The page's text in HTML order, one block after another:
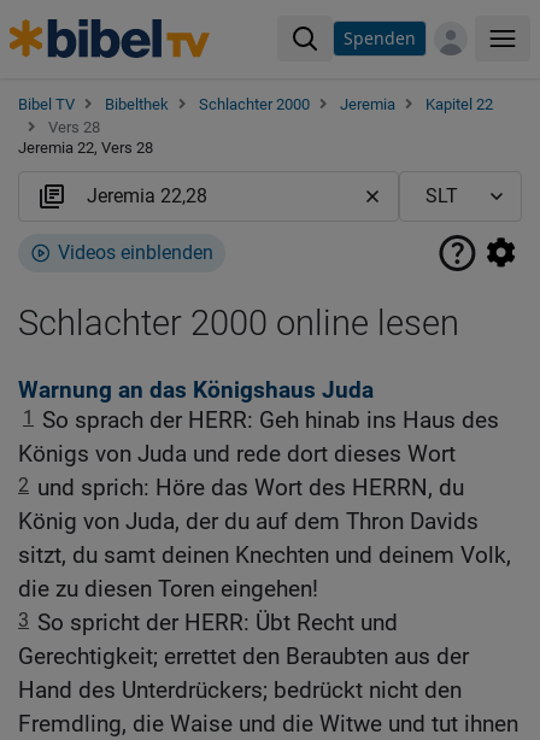
Spenden
Bibel TV Bibelthek Schlachter 2000 Jeremia
Kapitel 22
Vers 28
Jeremia 22, Vers 28
Videos einblenden
Schlachter 2000 online lesen
Warnung an das Königshaus Juda
1
So sprach der HERR: Geh hinab ins Haus des
Königs von Juda und rede dort dieses Wort
2 und sprich: Höre das Wort des HERRN, du
König von Juda, der du auf dem Thron Davids
sitzt, du samt deinen Knechten und deinem Volk,
die zu diesen Toren eingehen!
3 So spricht der HERR: Übt Recht und
Gerechtigkeit; errettet den Beraubten aus der
Hand des Unterdrückers; bedrückt nicht den
Fremdling, die Waise und die Witwe und tut ihnen